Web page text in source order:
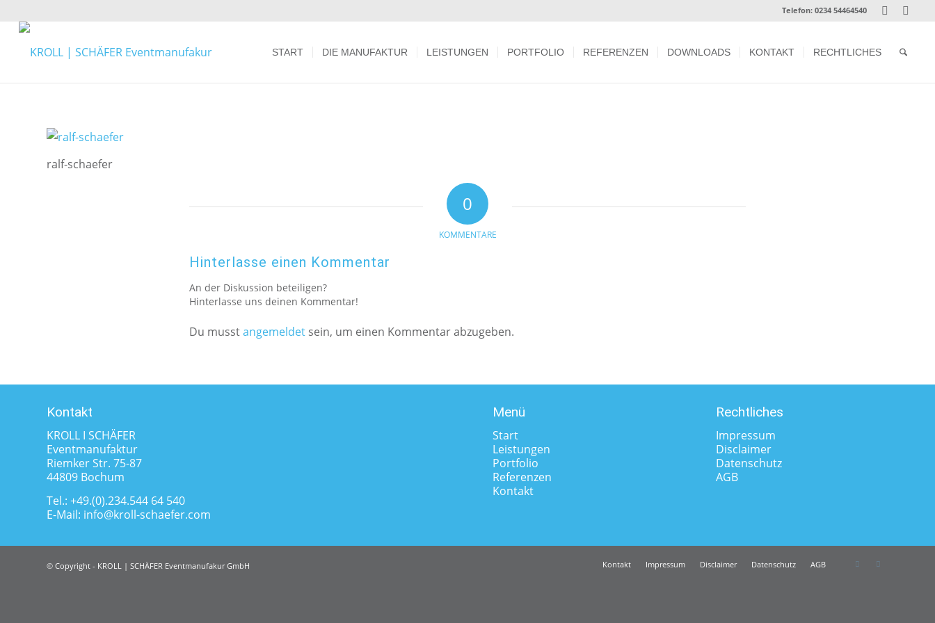
Telefon:0234 54464540
START DIE MANUFAKTUR LEISTUNGEN PORTFOLIO REFERENZEN DOWNLOADS KONTAKT RECHTLICHES
ralf-schaefer
0
KOMMENTARE
Hinterlasse einen Kommentar
An der Diskussion beteiligen?
Hinterlasse uns deinen Kommentar!
Du musstangemeldet sein, um einen Kommentar abzugeben.
Kontakt
KROLL I SCHÄFER
Eventmanufaktur
Riemker Str. 75-87
44809 Bochum
Tel.: +49.(0).234.544 64 540
E-Mail: info@kroll-schaefer.com
Menü
Start
Leistungen
Portfolio
Referenzen
Kontakt
Rechtliches
Impressum
Disclaimer
Datenschutz
AGB
© Copyright - KROLL | SCHÄFER Eventmanufakur GmbH Kontakt Impressum Disclaimer Datenschutz AGB